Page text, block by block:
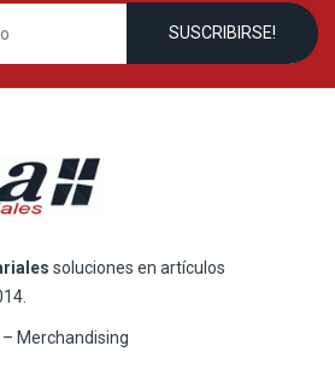
soluciones en artículos
Merchandising